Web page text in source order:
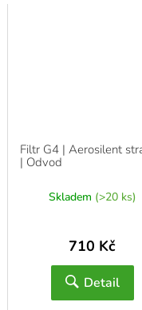
Filtr G4 | Aerosilent
| Odvod
Skladem (>20 ks)
710 Kč
Detail